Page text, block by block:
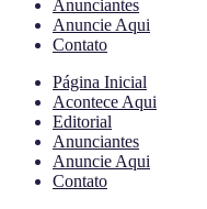
Anunciantes
Anuncie Aqui
Contato
Página Inicial
Acontece Aqui
Editorial
Anunciantes
Anuncie Aqui
Contato